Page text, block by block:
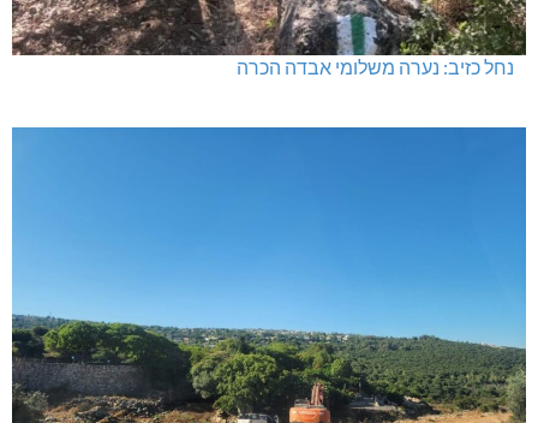
נחל כזיב: נערה משלומי אבדה הכרה